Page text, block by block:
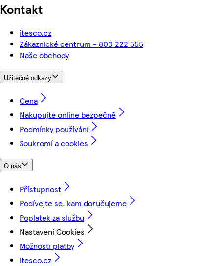
Kontakt
itesco.cz
Zákaznické centrum - 800 222 555
Naše obchody
Užitečné odkazy
Cena
Nakupujte online bezpečně
Podmínky používání
Soukromí a cookies
O nás
Přístupnost
Podívejte se, kam doručujeme
Poplatek za službu
Nastavení Cookies
Možnosti platby
itesco.cz